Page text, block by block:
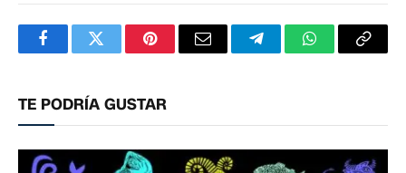
FacebookTwitterPinterestCorreoTelegramWhatsApp
TE PODRÍA GUSTAR